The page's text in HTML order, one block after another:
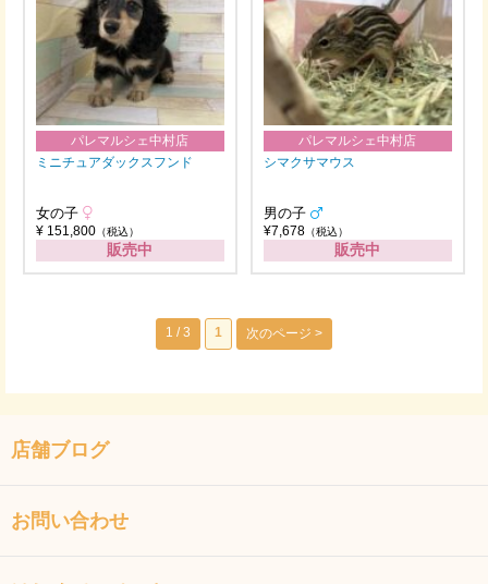
パレマルシェ中村店
ミニチュアダックスフンド
女の子
¥ 151,800 （税込）
販売中
パレマルシェ中村店
シマクサマウス
男の子
¥7,678 （税込）
販売中
1 / 3 1 次のページ >
店舗ブログ
お問い合わせ